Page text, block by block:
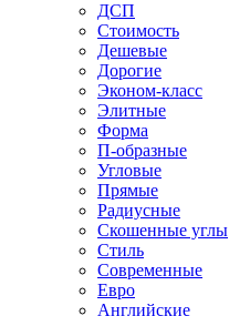
ДСП
Стоимость
Дешевые
Дорогие
Эконом-класс
Элитные
Форма
П-образные
Угловые
Прямые
Радиусные
Скошенные углы
Стиль
Современные
Евро
Английские